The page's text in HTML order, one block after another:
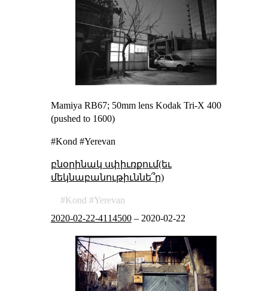
Mamiya RB67; 50mm lens Kodak Tri-X 400
(pushed to 1600)
#Kond #Yerevan
բնօրինակ սփիւռքում(եւ
մեկնաբանութիւննե՞ր)
Kond
Yerevan
2020-02-22-4114500– 2020-02-22